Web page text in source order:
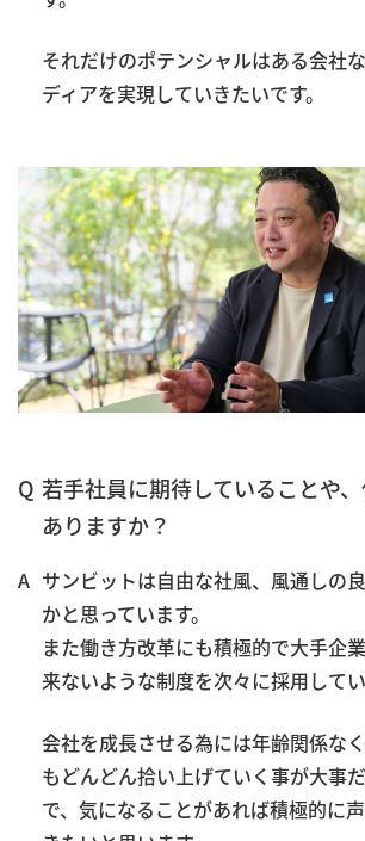
それだけのポテンシャルはある会社
ディアを実現していきたいです。
若手社員に期待していることや
ありますか？
サンビットは自由な社風、風通しの
かと思っています。
また働き方改革にも積極的で大手企
来ないような制度を次々に採用してい
会社を成長させる為には年齢関係な
もどんどん拾い上げていく事が大事
で、気になることがあれば積極的に